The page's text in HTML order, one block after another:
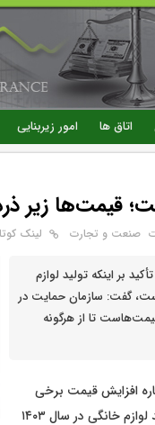
اتاق ها امور زیربنایی
قیمت‌ها زیر
صنعت و تجارت لینک
بر اینکه تولید لوازم
گفت: سازمان حمایت در
تا از هرگونه
افزایش قیمت برخی
محصولات به‌ویژه لوازم خانگی گفت: تولید لوازم خانگی در سال ۱۴۰۳